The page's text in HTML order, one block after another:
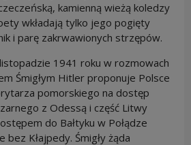
kamienną wieżą koledzy
wkładają tylko jego pogięty
i parę zakrwawionych strzępów.
1941 roku w rozmowach
Śmigłym Hitler proponuje Polsce
pomorskiego na dostęp
z Odessą i część Litwy
do Bałtyku w Połądze
bez Kłajpedy. Śmigły żąda